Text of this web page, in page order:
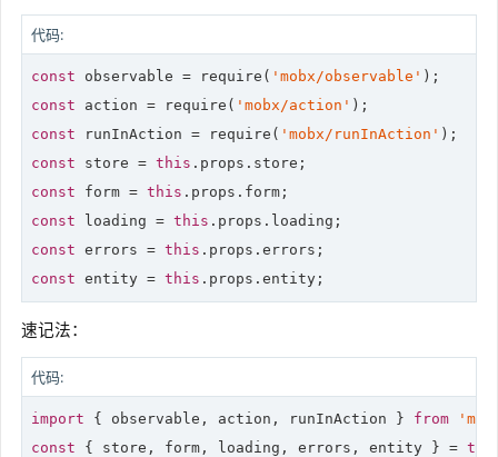
代码:
const observable = require ( 'mobx/observable'
const action = require ( 'mobx/action'
const runInAction = require ( 'mobx/runInAction'
const store = this
const form = this
const loading = this
const errors = this
const entity = this .props.entity;
速记法：
代码:
import { observable, action, runInAction } from
const { store, form, loading, errors, entity } =